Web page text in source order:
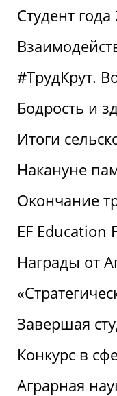
Студент
#ТрудКрут.
Бодрость и
Итоги
Накануне
Окончание
EF Education
Награды от
Завершая
Конкурс в
Аграрная